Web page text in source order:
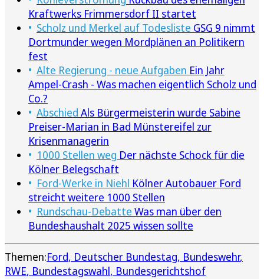
Kraftwerks Frimmersdorf II startet
Scholz und Merkel auf Todesliste GSG 9 nimmt
Dortmunder wegen Mordplänen an Politikern
fest
Alte Regierung - neue Aufgaben Ein Jahr
Ampel-Crash - Was machen eigentlich Scholz und
Co.?
Abschied Als Bürgermeisterin wurde Sabine
Preiser-Marian in Bad Münstereifel zur
Krisenmanagerin
1000 Stellen weg Der nächste Schock für die
Kölner Belegschaft
Ford-Werke in Niehl Kölner Autobauer Ford
streicht weitere 1000 Stellen
Rundschau-Debatte Was man über den
Bundeshaushalt 2025 wissen sollte
Themen:Ford Deutscher Bundestag Bundeswehr
RWE Bundestagswahl Bundesgerichtshof